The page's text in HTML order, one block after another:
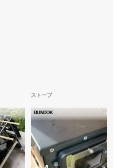
ストーブ
BUNDOK